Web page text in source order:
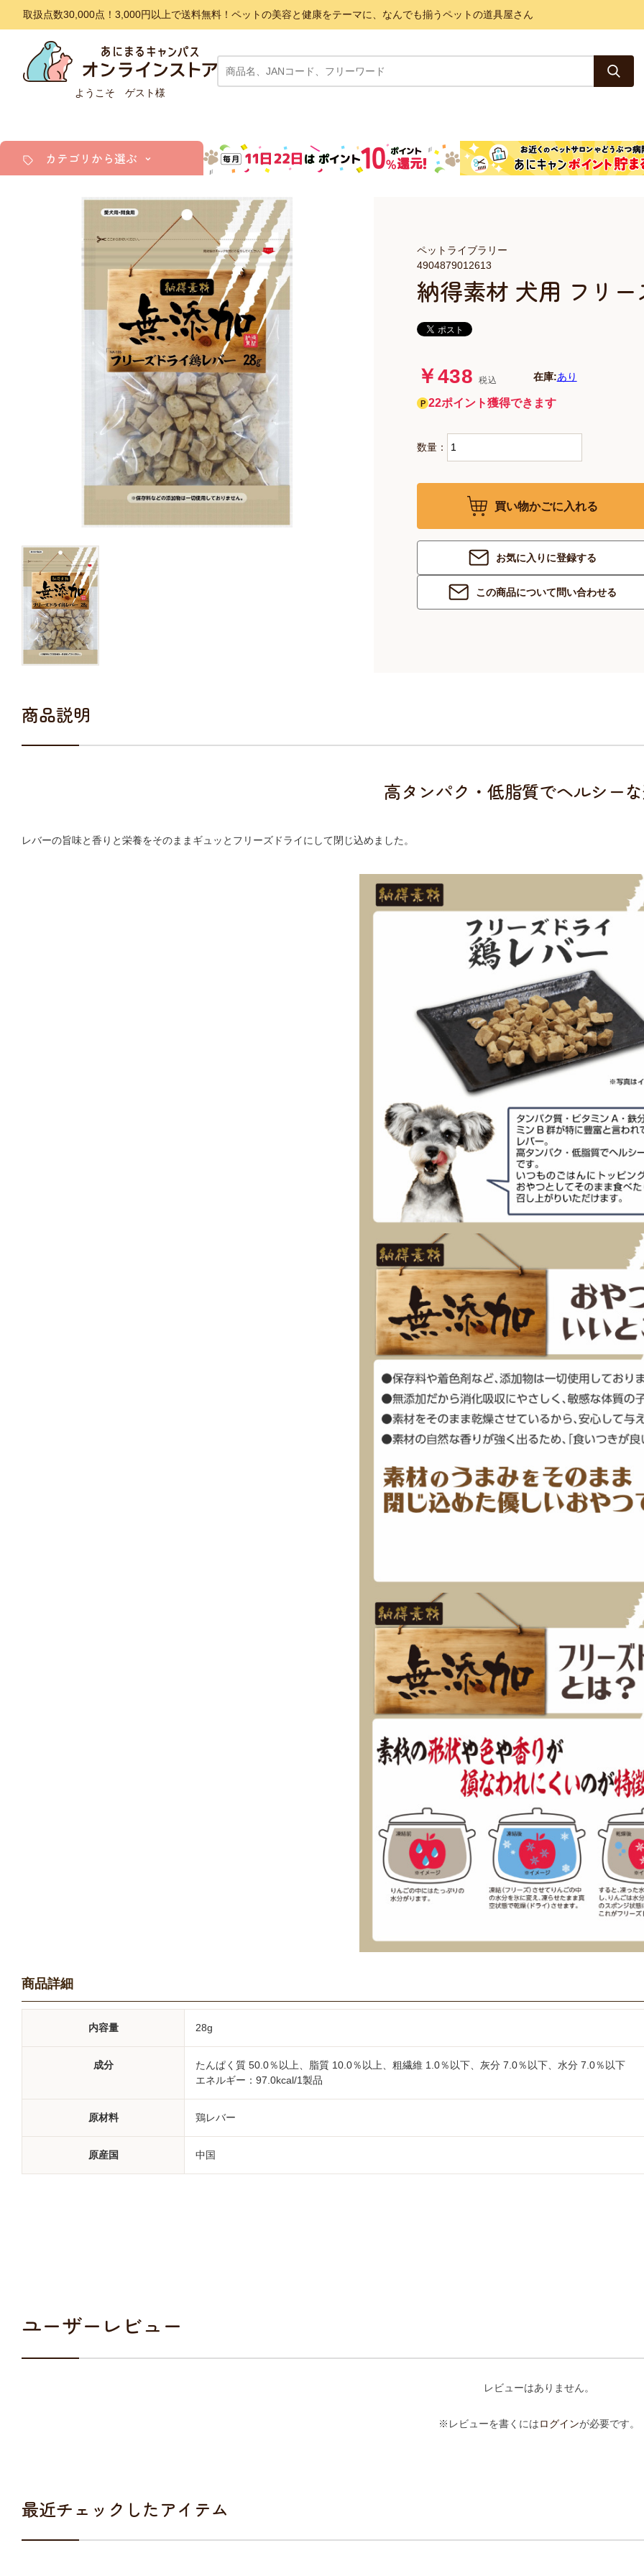
取扱点数30,000点！3,000円以上で送料無料！ペットの美容と健康をテーマに、なんでも揃うペットの道具屋さん
ようこそ ゲスト様
カテゴリから選ぶ
小動物・鳥
アクア・爬虫類・昆虫
ドッグフード
美容・ケア用品
服・おさんぽ用品
日用品（デイリー）
トリマーグッズ
シニアサポート
納得素材 犬用 フリ
4904879012613
ペットライブラリー
￥438 税込 在庫:あり
22ポイント獲得できます
数量：
買い物かごに入れる
お気に入りに登録する
この商品について問い合わせる
商品説明
高タンパク・低脂質でヘルシー
レバーの旨味と香りと栄養をそのままギュッとフリーズドライにして閉じ込めました。
商品詳細
内容量 28g
成分
たんぱく質 50.0％以上、脂質 10.0％以上、粗繊維 1.0％以下、灰分 7.0％以下、水分 7.0％以下
エネルギー：97.0kcal/1製品
原材料 鶏レバー
原産国 中国
ユーザーレビュー
レビューはありません。
※レビューを書くにはログインが必要です。
最近チェックしたアイテム